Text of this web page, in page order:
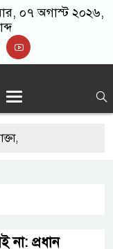
০৭ অগাস্ট ২০২৬,
না: প্রধান